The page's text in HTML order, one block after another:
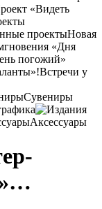
«Видеть
проектыНовая
«Дня
погожий»
Встречи у
Сувениры
Аксессуары